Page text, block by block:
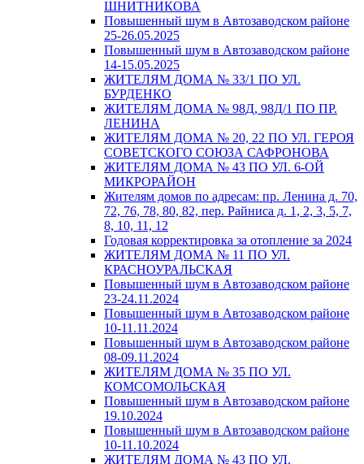
ШНИТНИКОВА
Повышенный шум в Автозаводском районе
25-26.05.2025
Повышенный шум в Автозаводском районе
14-15.05.2025
ЖИТЕЛЯМ ДОМА № 33/1 ПО УЛ.
БУРДЕНКО
ЖИТЕЛЯМ ДОМА № 98Д, 98Д/1 ПО ПР.
ЛЕНИНА
ЖИТЕЛЯМ ДОМА № 20, 22 ПО УЛ. ГЕРОЯ
СОВЕТСКОГО СОЮЗА САФРОНОВА
ЖИТЕЛЯМ ДОМА № 43 ПО УЛ. 6-ОЙ
МИКРОРАЙОН
Жителям домов по адресам: пр. Ленина д. 70,
72, 76, 78, 80, 82, пер. Райниса д. 1, 2, 3, 5, 7,
8, 10, 11, 12
Годовая корректировка за отопление за 2024
ЖИТЕЛЯМ ДОМА № 11 ПО УЛ.
КРАСНОУРАЛЬСКАЯ
Повышенный шум в Автозаводском районе
23-24.11.2024
Повышенный шум в Автозаводском районе
10-11.11.2024
Повышенный шум в Автозаводском районе
08-09.11.2024
ЖИТЕЛЯМ ДОМА № 35 ПО УЛ.
КОМСОМОЛЬСКАЯ
Повышенный шум в Автозаводском районе
19.10.2024
Повышенный шум в Автозаводском районе
10-11.10.2024
ЖИТЕЛЯМ ДОМА № 43 ПО УЛ.